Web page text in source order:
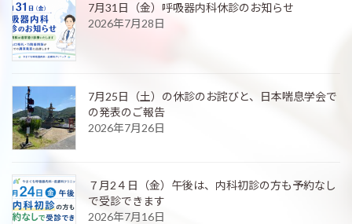
7月31日（金）呼吸器内科休診のお知らせ
2026年7月28日
7月25日（土）の休診のお詫びと、日本喘息学会で
の発表のご報告
2026年7月26日
７月2４日（金）午後は、内科初診の方も予約なし
で受診できます
2026年7月16日